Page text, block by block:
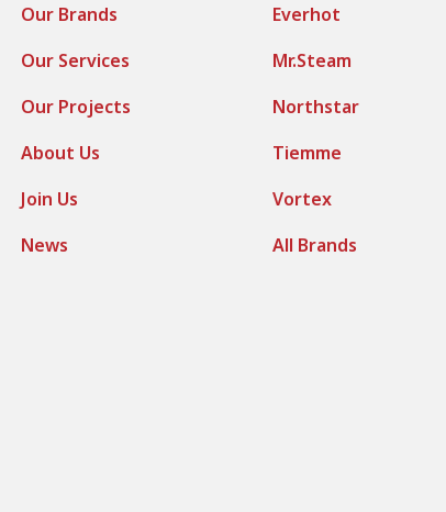
Our Brands
Our Services
Our Projects
About Us
Join Us
News
Everhot
Mr.Steam
Northstar
Tiemme
Vortex
All Brands